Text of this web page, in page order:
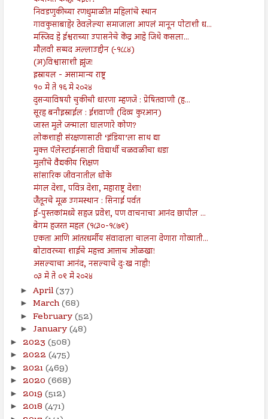
निवडणुकीच्या रणधुमाळीत महिलांचे स्थान
गावकुसाबाहेर ठेवलेल्या समाजाला आपलं मानून पोटाशी ध...
मस्जिद हे ईश्वराच्या उपासनेचे केंद्र आहे जिथे कसला...
मौलवी सय्यद अल्लाउद्दीन (-१८८४)
(अ)विश्वासाशी झुंज!
इस्रायल - असामान्य राष्ट्र
१० मे ते १६ मे २०२४
दुसऱ्याविषयी चुकीची धारणा म्हणजे : प्रेषितवाणी (ह...
सूरह बनीइस्राईल : ईशवाणी (दिव्य कुरआन)
जास्त मुले जन्माला घालणारे कोण?
लोकशाही संरक्षणासाठी ‘इंडिया’ला साथ द्या
मुक्त पॅलेस्टाईनसाठी विद्यार्थी चळवळीचा धडा
मुलींचे वैद्यकीय शिक्षण
सांसारिक जीवनातील धोके
मंगल देशा, पवित्र देशा, महाराष्ट्र देशा!
जैतूनचे मूळ उगमस्थान : सिनाई पर्वत
ई-पुस्तकांमध्ये सहज प्रवेश, पण वाचनाचा आनंद छापील ...
बेगम हजरत महल (१८३०-१८७९)
एकता आणि आंतरधर्मीय संवादाला चालना देणारा गोव्याती...
बोटावरच्या शाईचे महत्त्व आत्ताच ओळखा!
असल्याचा आनंद, नसल्याचे दुःख नाही!
०३ मे ते ०९ मे २०२४
► April(37)
► March(68)
► February(52)
► January(48)
► 2023 (508)
► 2022 (475)
► 2021(469)
► 2020 (668)
► 2019 (512)
► 2018 (471)